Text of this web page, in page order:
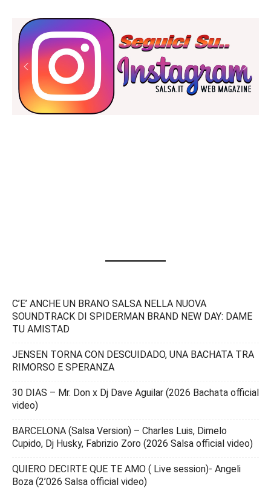
C’E’ ANCHE UN BRANO SALSA NELLA NUOVA
SOUNDTRACK DI SPIDERMAN BRAND NEW DAY: DAME
TU AMISTAD
JENSEN TORNA CON DESCUIDADO, UNA BACHATA TRA
RIMORSO E SPERANZA
30 DIAS – Mr. Don x Dj Dave Aguilar (2026 Bachata official
video)
BARCELONA (Salsa Version) – Charles Luis, Dimelo
Cupido, Dj Husky, Fabrizio Zoro (2026 Salsa official video)
QUIERO DECIRTE QUE TE AMO ( Live session)- Angeli
Boza (2’026 Salsa official video)